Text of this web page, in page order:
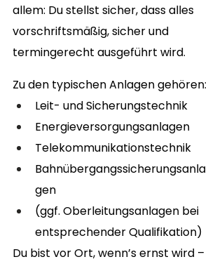
allem: Du stellst sicher, dass alles
vorschriftsmäßig, sicher und
termingerecht ausgeführt wird.
Zu den typischen Anlagen gehören:
Leit- und Sicherungstechnik
Energieversorgungsanlagen
Telekommunikationstechnik
Bahnübergangssicherungsanla
gen
(ggf. Oberleitungsanlagen bei
entsprechender Qualifikation)
Du bist vor Ort, wenn’s ernst wird –